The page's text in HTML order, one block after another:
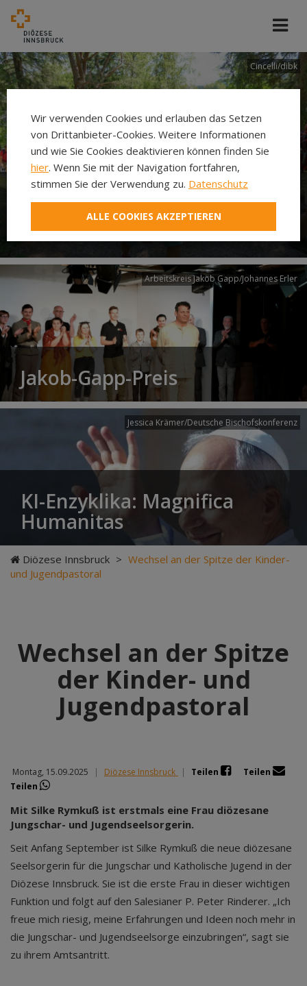
Cincelli/dibk
Neuer Pilgerweg Via
Laudato si’
Arbeitskreis Jakob Gapp/Johannes Erler
Jakob-Gapp-Preis
Jessica Krämer/Deutsche Bischofskonferenz
KI-Enzyklika: Magnifica
Humanitas
Diözese Innsbruck > Wechsel an der Spitze der Kinder-
und Jugendpastoral
Wechsel an der Spitze
der Kinder- und
Jugendpastoral
Montag, 15.09.2025 | Diözese Innsbruck | Teilen
Teilen
Teilen
Mit Silke Rymkuß ist erstmals eine Frau diözesane
Jungschar- und Jugendseelsorgerin.
Seit Anfang September ist Silke Rymkuß die neue diözesane
Seelsorgerin für die Jungschar und Katholische Jugend in der
Diözese Innsbruck. Sie ist die erste Frau in dieser wichtigen
Funktion und folgt auf den Salesianer P. Peter Rinderer. „Ich
freue mich riesig, meine Erfahrungen und Ideen noch mehr in
die Jungschar- und Jugendseelsorge einzubringen“, sagt sie
zu ihrem Amtsantritt.
Wir verwenden Cookies und erlauben das Setzen
von Drittanbieter-Cookies. Weitere Informationen
und wie Sie Cookies deaktivieren können finden Sie
hier. Wenn Sie mit der Navigation fortfahren,
stimmen Sie der Verwendung zu. Datenschutz
ALLE COOKIES AKZEPTIEREN